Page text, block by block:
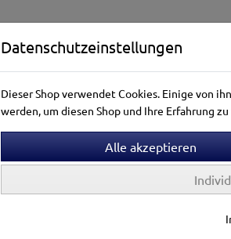
Hundewelt Kleintierwelt
Datenschutzeinstellungen
Dieser Shop verwendet Cookies. Einige von
werden, um diesen Shop und Ihre Erfahrung